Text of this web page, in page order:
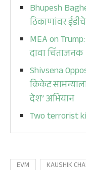
Bhupesh
ठिकाणांवर
MEA on
दावा चिंताजनक
Shivsena
क्रिकेट
देश’ अभियान
Two terrorist
EVM KAUSHIK